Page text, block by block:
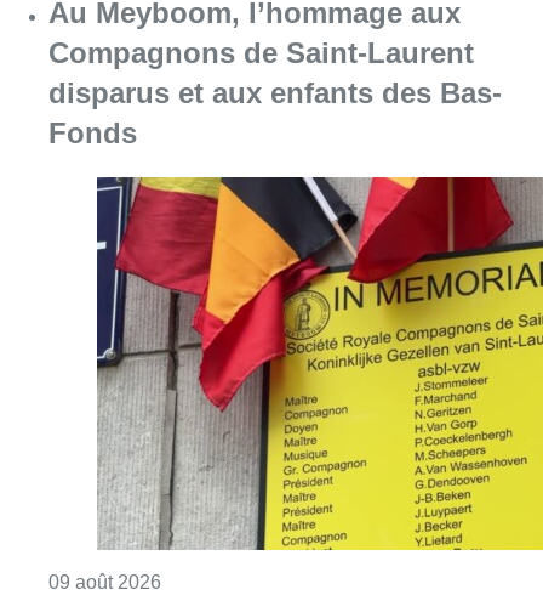
09 août 2026 Consulter l'article "Au Meyboom,
Partager l'article
Facebook
TwitterWhatsApp
Share
24 novembre 2024 - 15h22
25 novembre 2024- 08h41
COP29
Bruxelles-ville
News